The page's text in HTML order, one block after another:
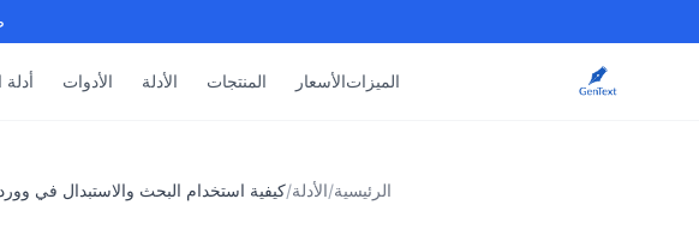
الميزاتالأسعار المنتجات الأدلة الأدوات أدلة
الرئيسية/الأدلة/كيفية استخدام البحث والاستبدال في